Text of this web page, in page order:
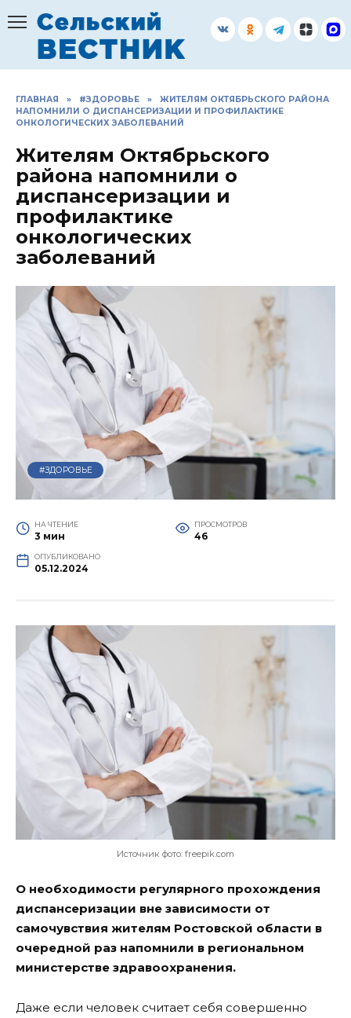
содержанию
ГЛАВНАЯ » #ЗДОРОВЬЕ »
ЖИТЕЛЯМ ОКТЯБРЬСКОГО РАЙОНА
НАПОМНИЛИ О ДИСПАНСЕРИЗАЦИИ И ПРОФИЛАКТИКЕ
ОНКОЛОГИЧЕСКИХ ЗАБОЛЕВАНИЙ
Жителям Октябрьского
района напомнили о
диспансеризации и
профилактике
онкологических
заболеваний
#ЗДОРОВЬЕ
НА ЧТЕНИЕ
3 мин
ПРОСМОТРОВ
46
ОПУБЛИКОВАНО
05.12.2024
Источник фото: freepik.com
О необходимости регулярного прохождения
диспансеризации вне зависимости от
самочувствия жителям Ростовской области в
очередной раз напомнили в региональном
министерстве здравоохранения.
Даже если человек считает себя совершенно